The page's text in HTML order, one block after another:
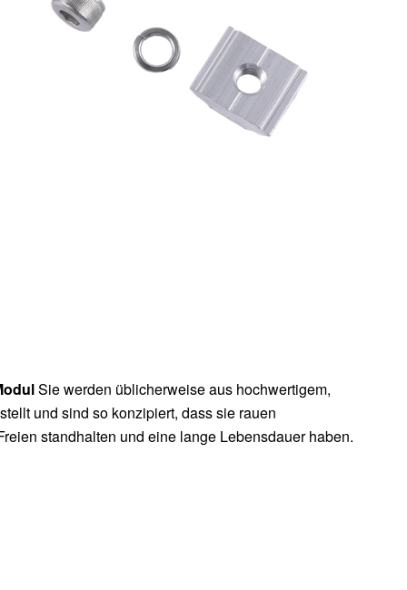
Sie werden üblicherweise aus hochwertigem,
und sind so konzipiert, dass sie rauen
standhalten und eine lange Lebensdauer haben.